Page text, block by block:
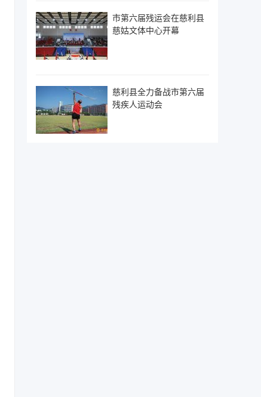
市第六届残运会在慈利县
慈姑文体中心开幕
慈利县全力备战市第六届
残疾人运动会